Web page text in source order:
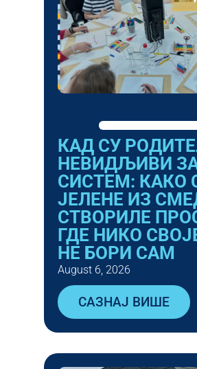
КАД СУ
НЕВИДЉИВИ
СИСТЕМ: КАКО
ЈЕЛЕНЕ ИЗ
СТВОРИЛЕ
ГДЕ НИКО
НЕ БОРИ САМ
August 6, 2026
САЗНАЈ ВИШЕ